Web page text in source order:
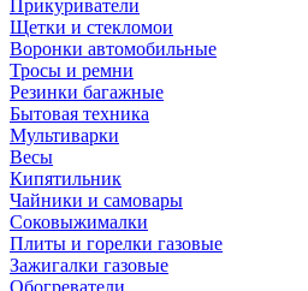
Прикуриватели
Щетки и стекломои
Воронки автомобильные
Тросы и ремни
Резинки багажные
Бытовая техника
Мультиварки
Весы
Кипятильник
Чайники и самовары
Соковыжималки
Плиты и горелки газовые
Зажигалки газовые
Обогреватели